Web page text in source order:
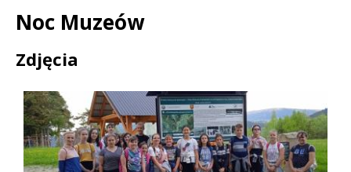
Noc Muzeów
Treść
Zdjęcia